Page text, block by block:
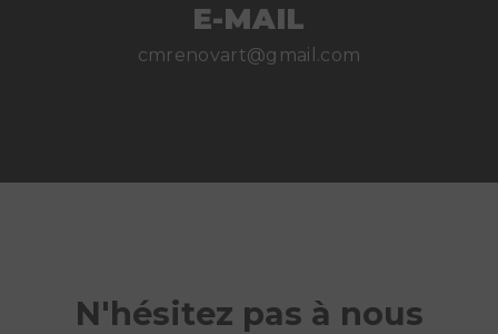
E-MAIL
cmrenovart@gmail.com
N'hésitez pas à nous